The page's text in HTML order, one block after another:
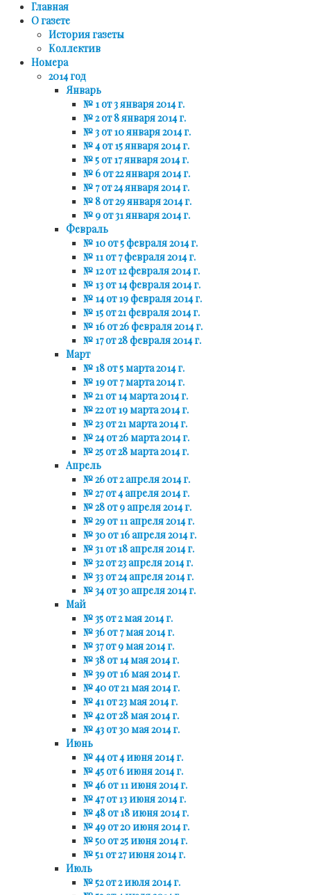
Главная
О газете
История газеты
Коллектив
Номера
2014 год
Январь
№ 1 от 3 января 2014 г.
№ 2 от 8 января 2014 г.
№ 3 от 10 января 2014 г.
№ 4 от 15 января 2014 г.
№ 5 от 17 января 2014 г.
№ 6 от 22 января 2014 г.
№ 7 от 24 января 2014 г.
№ 8 от 29 января 2014 г.
№ 9 от 31 января 2014 г.
Февраль
№ 10 от 5 февраля 2014 г.
№ 11 от 7 февраля 2014 г.
№ 12 от 12 февраля 2014 г.
№ 13 от 14 февраля 2014 г.
№ 14 от 19 февраля 2014 г.
№ 15 от 21 февраля 2014 г.
№ 16 от 26 февраля 2014 г.
№ 17 от 28 февраля 2014 г.
Март
№ 18 от 5 марта 2014 г.
№ 19 от 7 марта 2014 г.
№ 21 от 14 марта 2014 г.
№ 22 от 19 марта 2014 г.
№ 23 от 21 марта 2014 г.
№ 24 от 26 марта 2014 г.
№ 25 от 28 марта 2014 г.
Апрель
№ 26 от 2 апреля 2014 г.
№ 27 от 4 апреля 2014 г.
№ 28 от 9 апреля 2014 г.
№ 29 от 11 апреля 2014 г.
№ 30 от 16 апреля 2014 г.
№ 31 от 18 апреля 2014 г.
№ 32 от 23 апреля 2014 г.
№ 33 от 24 апреля 2014 г.
№ 34 от 30 апреля 2014 г.
Май
№ 35 от 2 мая 2014 г.
№ 36 от 7 мая 2014 г.
№ 37 от 9 мая 2014 г.
№ 38 от 14 мая 2014 г.
№ 39 от 16 мая 2014 г.
№ 40 от 21 мая 2014 г.
№ 41 от 23 мая 2014 г.
№ 42 от 28 мая 2014 г.
№ 43 от 30 мая 2014 г.
Июнь
№ 44 от 4 июня 2014 г.
№ 45 от 6 июня 2014 г.
№ 46 от 11 июня 2014 г.
№ 47 от 13 июня 2014 г.
№ 48 от 18 июня 2014 г.
№ 49 от 20 июня 2014 г.
№ 50 от 25 июня 2014 г.
№ 51 от 27 июня 2014 г.
Июль
№ 52 от 2 июля 2014 г.